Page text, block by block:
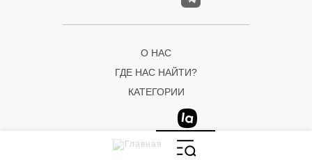
О НАС
ГДЕ НАС НАЙТИ?
КАТЕГОРИИ